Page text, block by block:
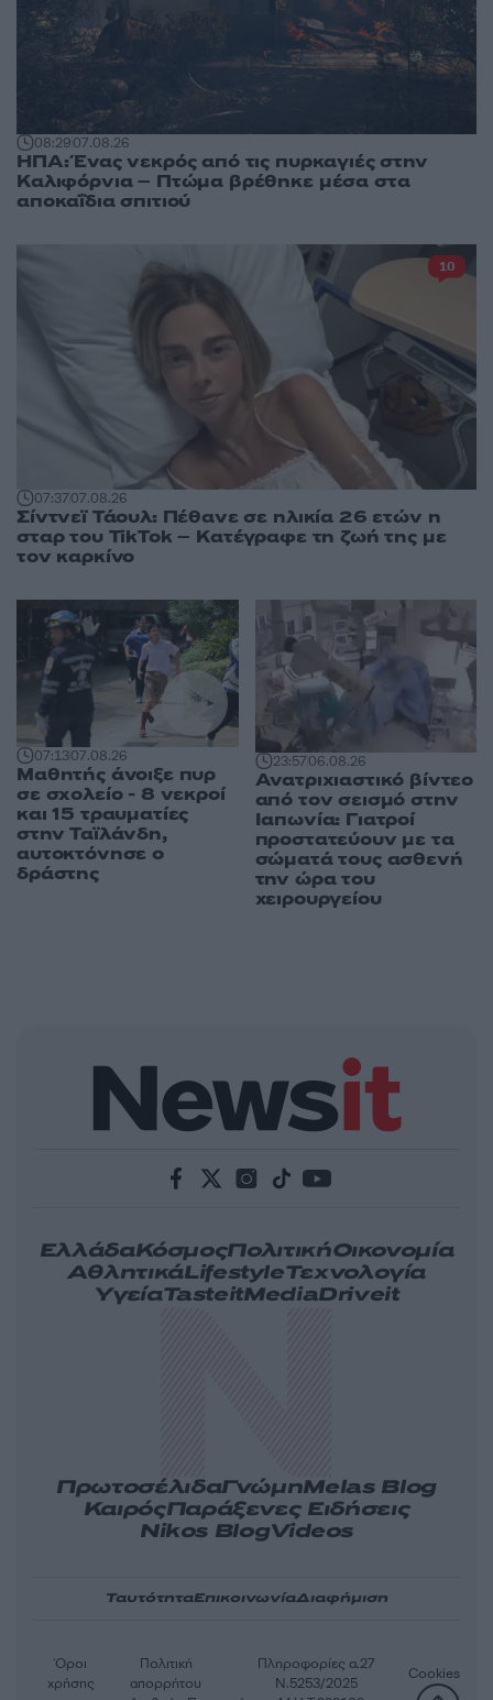
08:2907.08.26
ΗΠΑ: Ένας νεκρός από τις πυρκαγιές στην
Καλιφόρνια – Πτώμα βρέθηκε μέσα στα
αποκαΐδια σπιτιού
07:3707.08.26
Σίντνεϊ Τάουλ: Πέθανε σε ηλικία 26 ετών η
σταρ του TikTok – Kατέγραφε τη ζωή της με
τον καρκίνο
10
07:1307.08.26
Μαθητής άνοιξε πυρ
σε σχολείο - 8 νεκροί
και 15 τραυματίες
στην Ταϊλάνδη,
αυτοκτόνησε ο
δράστης
23:5706.08.26
Ανατριχιαστικό βίντεο
από τον σεισμό στην
Ιαπωνία: Γιατροί
προστατεύουν με τα
σώματά τους ασθενή
την ώρα του
χειρουργείου
ΕλλάδαΚόσμοςΠολιτικήΟικονομία
ΑθλητικάLifestyleΤεχνολογία
ΥγείαTasteitMediaDriveit
ΠρωτοσέλιδαΓνώμηMelas Blog
ΚαιρόςΠαράξενες Ειδήσεις
Nikos BlogVideos
ΤαυτότηταΕπικοινωνίαΔιαφήμιση
Όροι
χρήσης
Πολιτική
απορρήτου
Πληροφορίες α.27
Ν.5253/2025
Cookies